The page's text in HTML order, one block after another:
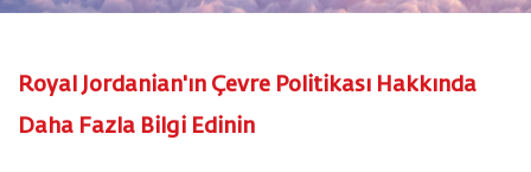
Royal Jordanian'ın Çevre Politikası Hakkında
Daha Fazla Bilgi Edinin